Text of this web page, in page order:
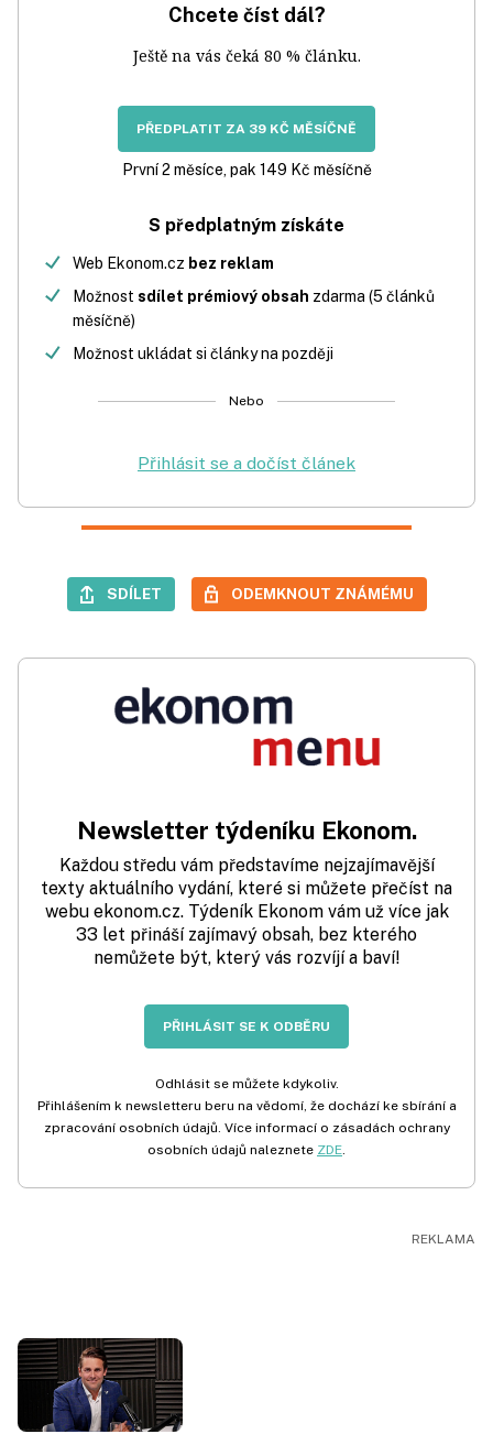
Chcete číst dál?
Ještě na vás čeká 80 % článku.
PŘEDPLATIT ZA 39 KČ MĚSÍČNĚ
První 2 měsíce, pak 149 Kč měsíčně
S předplatným získáte
Web Ekonom.cz bez reklam
Možnost sdílet prémiový obsah zdarma (5 článků
měsíčně)
Možnost ukládat si články na později
Nebo
Přihlásit se a dočíst článek
SDÍLET ODEMKNOUT ZNÁMÉMU
Newsletter týdeníku Ekonom.
Každou středu vám představíme nejzajímavější
texty aktuálního vydání, které si můžete přečíst na
webu ekonom.cz. Týdeník Ekonom vám už více jak
33 let přináší zajímavý obsah, bez kterého
nemůžete být, který vás rozvíjí a baví!
PŘIHLÁSIT SE K ODBĚRU
Odhlásit se můžete kdykoliv.
Přihlášením k newsletteru beru na vědomí, že dochází ke sbírání a
zpracování osobních údajů. Více informací o zásadách ochrany
osobních údajů naleznete ZDE.